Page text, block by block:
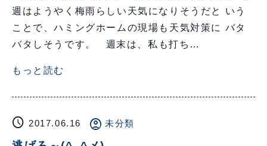
週はようやく梅雨らしい天気になりそうだと いう
ことで、ハミングホームの現場も天気対策に バタ
バタしそうです。 週末は、私も打ち…
もっと読む
schedule 2017.06.16 account_circle 未分類